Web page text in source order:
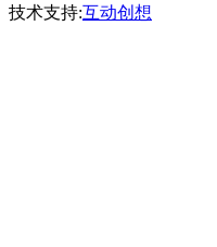
技术支持:互动创想